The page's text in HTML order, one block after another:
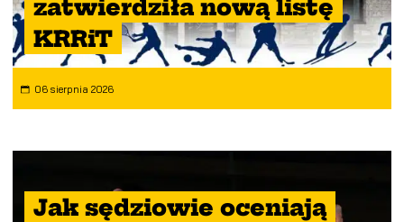
zatwierdziła nową listę
KRRiT
06 sierpnia 2026
Jak sędziowie oceniają